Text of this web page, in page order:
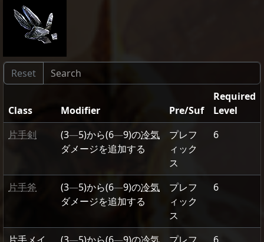
Class Modifier Pre/Suf
Required
Level
片手剣
(3—5)から(6—9)の冷気
ダメージを追加する
プレフ
ィック
ス
6
片手斧 (3—5)から(6—9)の冷気
ダメージを追加する
プレフ
ィック
ス
6